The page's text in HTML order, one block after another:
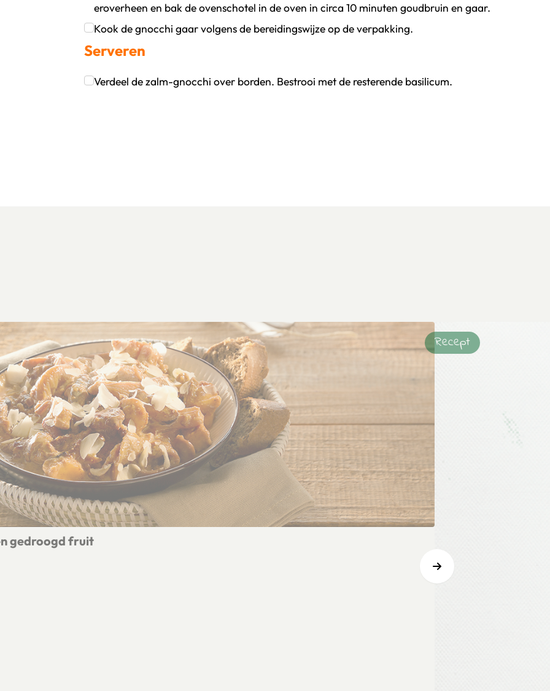
eroverheen en bak de ovenschotel in de oven in circa 10 minuten goudbruin en gaar.
Klik om dit selectievakje aan te vinken
Kook de gnocchi gaar volgens de bereidingswijze op de verpakking.
Klik om dit selectievakje aan te vinken
Serveren
Verdeel de zalm-gnocchi over borden. Bestrooi met de resterende basilicum.
gedroogd fruit
Recept